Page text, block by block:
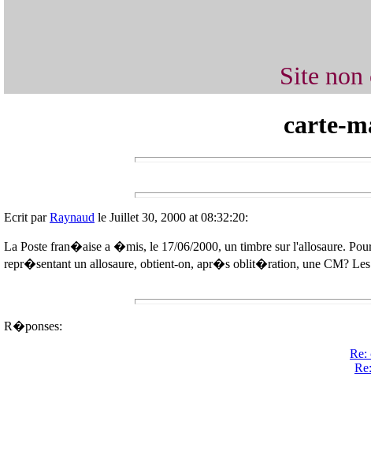
Site
carte-
Ecrit parRaynaud le Juillet 30, 2000 at 08:32:20:
La Poste fran�aise a �mis, le 17/06/2000, un timbre sur l'allosaure.
repr�sentant un allosaure, obtient-on, apr�s oblit�ration, une CM? Les
R�ponses:
Re: